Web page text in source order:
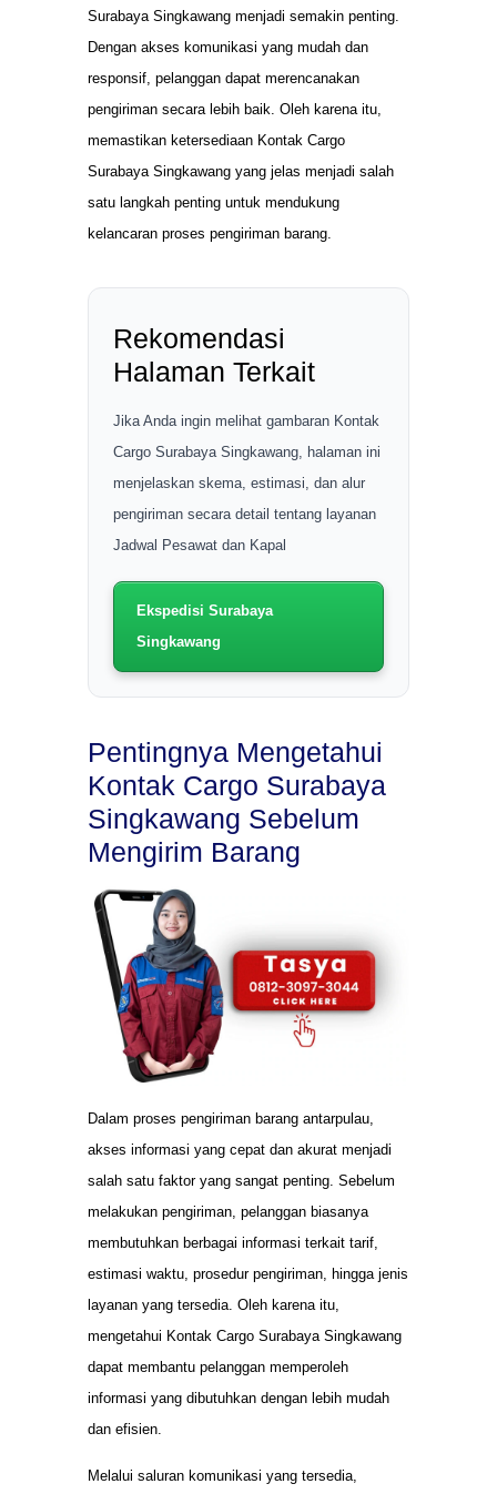
Surabaya Singkawang menjadi semakin penting.
Dengan akses komunikasi yang mudah dan
responsif, pelanggan dapat merencanakan
pengiriman secara lebih baik. Oleh karena itu,
memastikan ketersediaan Kontak Cargo
Surabaya Singkawang yang jelas menjadi salah
satu langkah penting untuk mendukung
kelancaran proses pengiriman barang.
Rekomendasi
Halaman Terkait
Jika Anda ingin melihat gambaran Kontak
Cargo Surabaya Singkawang, halaman ini
menjelaskan skema, estimasi, dan alur
pengiriman secara detail tentang layanan
Jadwal Pesawat dan Kapal
Ekspedisi Surabaya
Singkawang
Pentingnya Mengetahui
Kontak Cargo Surabaya
Singkawang Sebelum
Mengirim Barang
Dalam proses pengiriman barang antarpulau,
akses informasi yang cepat dan akurat menjadi
salah satu faktor yang sangat penting. Sebelum
melakukan pengiriman, pelanggan biasanya
membutuhkan berbagai informasi terkait tarif,
estimasi waktu, prosedur pengiriman, hingga jenis
layanan yang tersedia. Oleh karena itu,
mengetahui Kontak Cargo Surabaya Singkawang
dapat membantu pelanggan memperoleh
informasi yang dibutuhkan dengan lebih mudah
dan efisien.
Melalui saluran komunikasi yang tersedia,